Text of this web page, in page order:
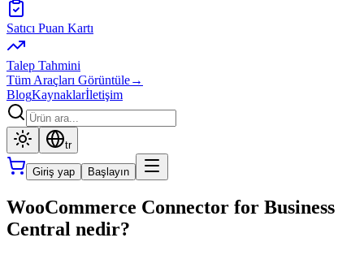
Satıcı Puan Kartı
Talep Tahmini
Tüm Araçları Görüntüle→
BlogKaynaklarİletişim
tr
Giriş yap Başlayın
WooCommerce Connector for Business
Central nedir?